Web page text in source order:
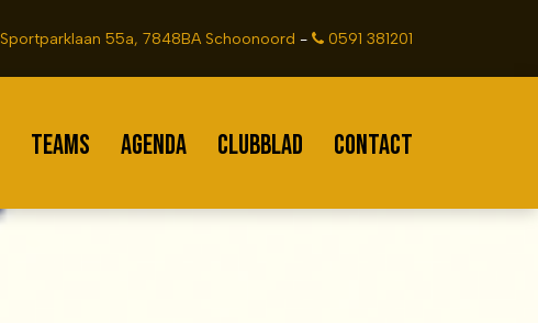
Sportparklaan 55a, 7848BA Schoonoord - 0591 381201
TEAMS AGENDA CLUBBLAD CONTACT